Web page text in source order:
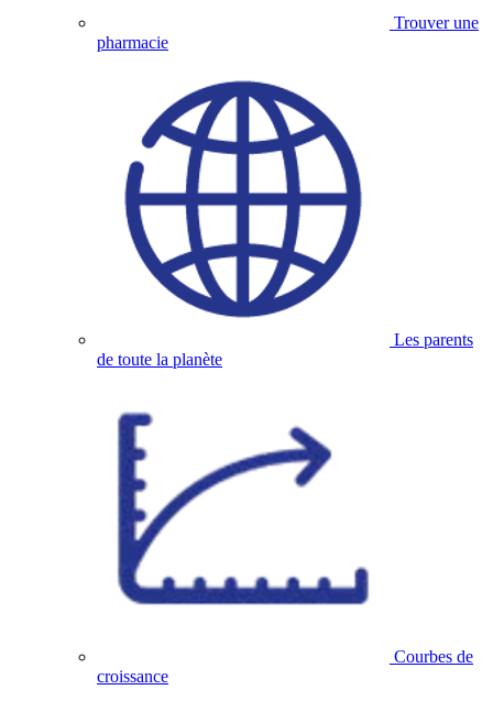
Trouver une
pharmacie
Les parents
de toute la planète
Courbes de
croissance